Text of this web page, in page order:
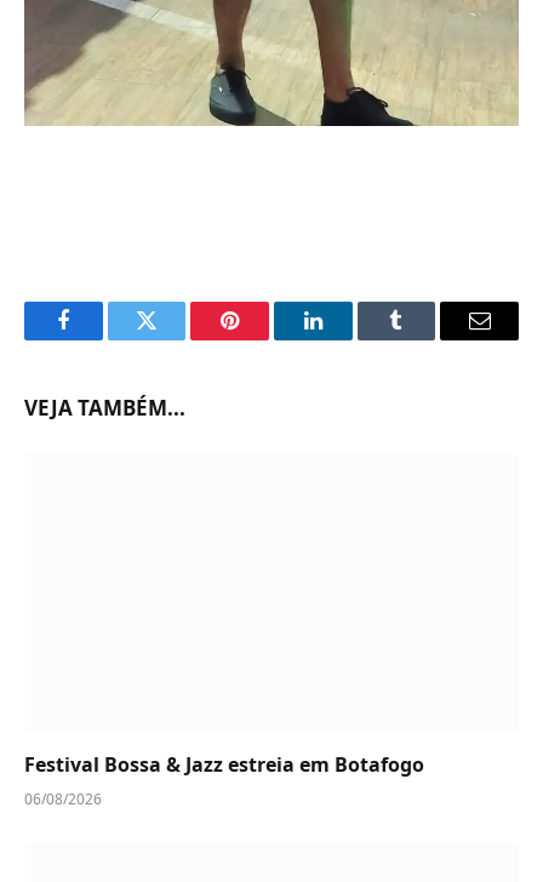
FacebookTwitter Pinterest LinkedInTumblr Email
VEJA TAMBÉM...
Festival Bossa & Jazz estreia em Botafogo
06/08/2026